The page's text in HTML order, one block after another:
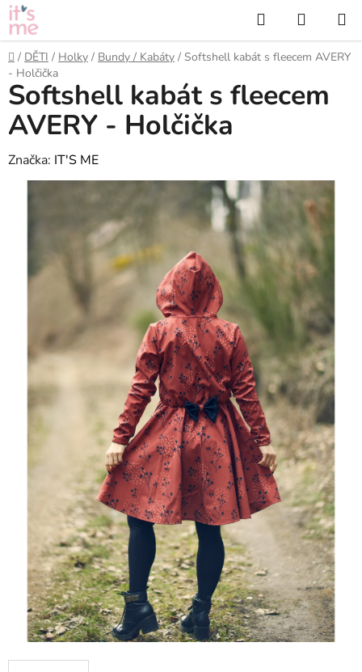
Přejít
na
obsah
Hledat
KOŠÍK
Domů
/ DĚTI / Holky / Bundy / Kabáty / Softshell kabát s fleecem AVERY
- Holčička
Softshell kabát s fleecem
AVERY - Holčička
Značka: IT'S ME